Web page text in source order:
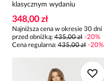
klasycznym wydaniu
348,00 zł
Najniższa cena w okresie 30 dni
przed obniżką: 435,00 zł -20%
Cena regularna: 435,00 zł -20%